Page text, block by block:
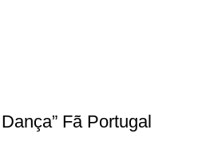
Fã Portugal